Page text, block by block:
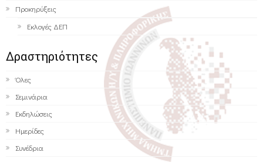
Προκηρύξεις
Εκλογές ΔΕΠ
Δραστηριότητες
Όλες
Σεμινάρια
Εκδηλώσεις
Ημερίδες
Συνέδρια